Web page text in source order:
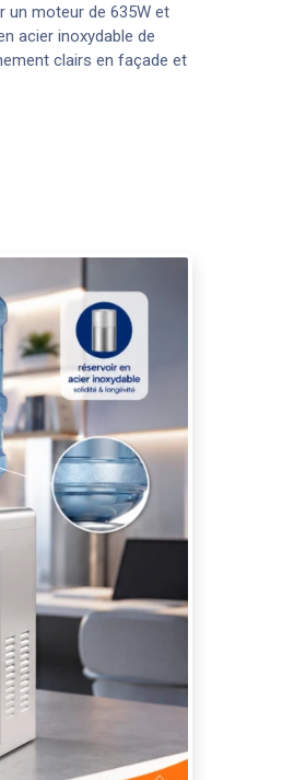
un moteur de 635W et
acier inoxydable de
clairs en façade et